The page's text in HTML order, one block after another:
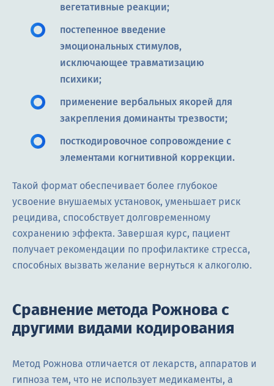
вегетативные реакции;
постепенное введение
эмоциональных стимулов,
исключающее травматизацию
психики;
применение вербальных якорей для
закрепления доминанты трезвости;
посткодировочное сопровождение с
элементами когнитивной коррекции.
Такой формат обеспечивает более глубокое
усвоение внушаемых установок, уменьшает риск
рецидива, способствует долговременному
сохранению эффекта. Завершая курс, пациент
получает рекомендации по профилактике стресса,
способных вызвать желание вернуться к алкоголю.
Сравнение метода Рожнова с
другими видами кодирования
Метод Рожнова отличается от лекарств, аппаратов и
гипноза тем, что не использует медикаменты, а